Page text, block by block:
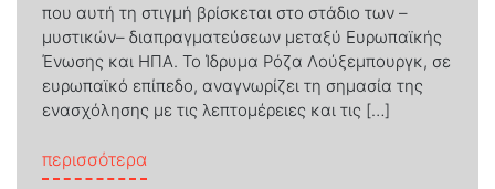
που αυτή τη στιγμή βρίσκεται στο στάδιο των –
μυστικών– διαπραγματεύσεων μεταξύ Ευρωπαϊκής
Ένωσης και ΗΠΑ. Το Ίδρυμα Ρόζα Λούξεμπουργκ, σε
ευρωπαϊκό επίπεδο, αναγνωρίζει τη σημασία της
ενασχόλησης με τις λεπτομέρειες και τις […]
περισσότερα